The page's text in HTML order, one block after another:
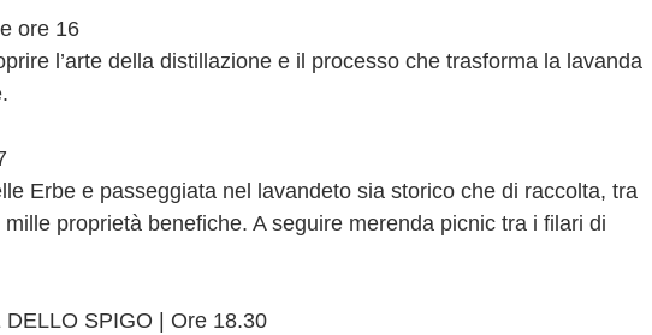
ore 16
l’arte della distillazione e il processo che trasforma la lavanda
Erbe e passeggiata nel lavandeto sia storico che di raccolta, tra
proprietà benefiche. A seguire merenda picnic tra i filari di
SPIGO | Ore 18.30